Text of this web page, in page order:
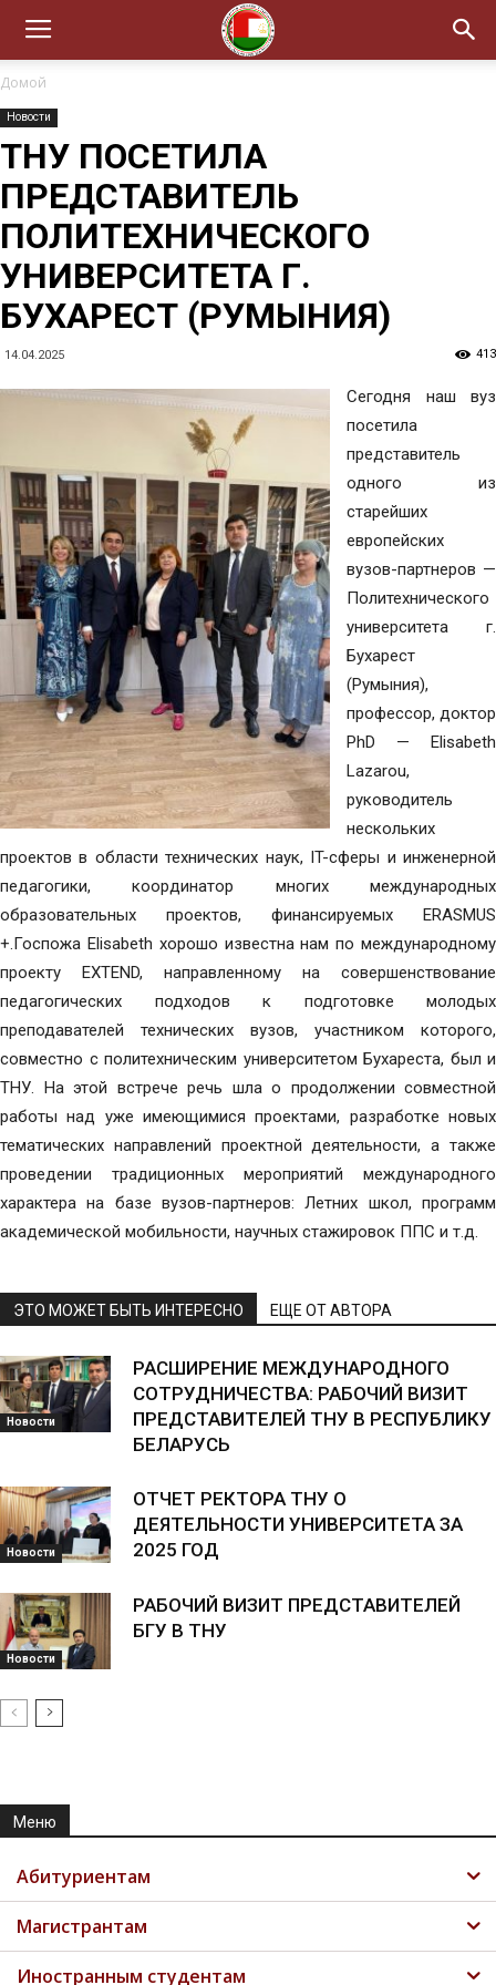
Домой
Новости
ТНУ ПОСЕТИЛА
ПРЕДСТАВИТЕЛЬ
ПОЛИТЕХНИЧЕСКОГО
УНИВЕРСИТЕТА Г.
БУХАРЕСТ (РУМЫНИЯ)
14.04.2025 413
Сегодня наш вуз
посетила
представитель
одного из
старейших
европейских
вузов-партнеров —
Политехнического
университета г.
Бухарест
(Румыния),
профессор, доктор
PhD — Elisabeth
Lazarou,
руководитель
нескольких
проектов в области технических наук, IT-сферы и инженерной
педагогики, координатор многих международных
образовательных проектов, финансируемых ERASMUS
+.Госпожа Elisabeth хорошо известна нам по международному
проекту EXTEND, направленному на совершенствование
педагогических подходов к подготовке молодых
преподавателей технических вузов, участником которого,
совместно с политехническим университетом Бухареста, был и
ТНУ. На этой встрече речь шла о продолжении совместной
работы над уже имеющимися проектами, разработке новых
тематических направлений проектной деятельности, а также
проведении традиционных мероприятий международного
характера на базе вузов-партнеров: Летних школ, программ
академической мобильности, научных стажировок ППС и т.д.
ЭТО МОЖЕТ БЫТЬ ИНТЕРЕСНО ЕЩЕ ОТ АВТОРА
Новости
РАСШИРЕНИЕ МЕЖДУНАРОДНОГО
СОТРУДНИЧЕСТВА: РАБОЧИЙ ВИЗИТ
ПРЕДСТАВИТЕЛЕЙ ТНУ В РЕСПУБЛИКУ
БЕЛАРУСЬ
Новости
ОТЧЕТ РЕКТОРА ТНУ О
ДЕЯТЕЛЬНОСТИ УНИВЕРСИТЕТА ЗА
2025 ГОД
Новости
РАБОЧИЙ ВИЗИТ ПРЕДСТАВИТЕЛЕЙ
БГУ В ТНУ
Меню
Абитуриентам
Магистрантам
Иностранным студентам